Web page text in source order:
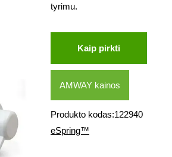
tyrimu.
Kaip pirkti
AMWAY kainos
Produkto kodas:122940
eSpring™